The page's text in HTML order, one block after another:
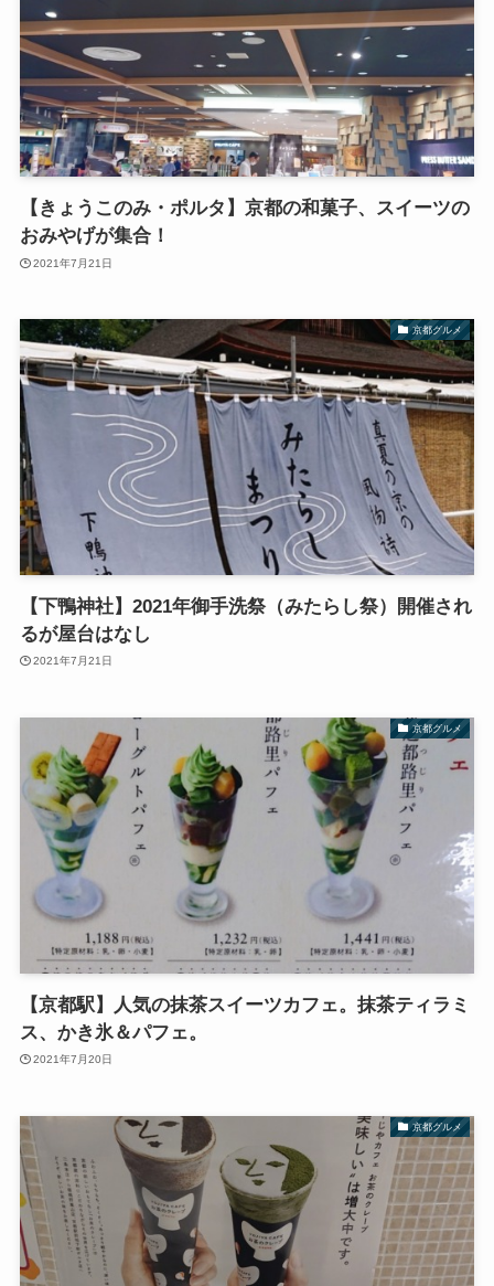
【きょうこのみ・ポルタ】京都の和菓子、スイーツの
おみやげが集合！
2021年7月21日
京都グルメ
【下鴨神社】2021年御手洗祭（みたらし祭）開催され
るが屋台はなし
2021年7月21日
京都グルメ
【京都駅】人気の抹茶スイーツカフェ。抹茶ティラミ
ス、かき氷＆パフェ。
2021年7月20日
京都グルメ